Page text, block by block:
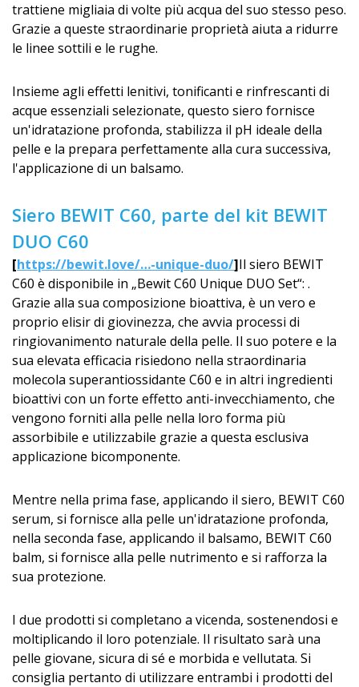
trattiene migliaia di volte più acqua del suo stesso peso.
Grazie a queste straordinarie proprietà aiuta a ridurre
le linee sottili e le rughe.
Insieme agli effetti lenitivi, tonificanti e rinfrescanti di
acque essenziali selezionate, questo siero fornisce
un'idratazione profonda, stabilizza il pH ideale della
pelle e la prepara perfettamente alla cura successiva,
l'applicazione di un balsamo.
Siero BEWIT C60, parte del kit BEWIT
DUO C60
[https://bewit.love/…-unique-duo/]Il siero BEWIT
C60 è disponibile in „Bewit C60 Unique DUO Set“: .
Grazie alla sua composizione bioattiva, è un vero e
proprio elisir di giovinezza, che avvia processi di
ringiovanimento naturale della pelle. Il suo potere e la
sua elevata efficacia risiedono nella straordinaria
molecola superantiossidante C60 e in altri ingredienti
bioattivi con un forte effetto anti-invecchiamento, che
vengono forniti alla pelle nella loro forma più
assorbibile e utilizzabile grazie a questa esclusiva
applicazione bicomponente.
Mentre nella prima fase, applicando il siero, BEWIT C60
serum, si fornisce alla pelle un'idratazione profonda,
nella seconda fase, applicando il balsamo, BEWIT C60
balm, si fornisce alla pelle nutrimento e si rafforza la
sua protezione.
I due prodotti si completano a vicenda, sostenendosi e
moltiplicando il loro potenziale. Il risultato sarà una
pelle giovane, sicura di sé e morbida e vellutata. Si
consiglia pertanto di utilizzare entrambi i prodotti del